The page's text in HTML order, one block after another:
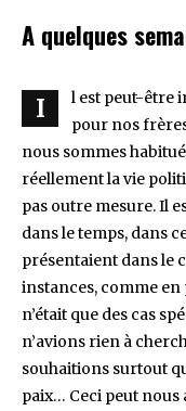
A quelques
I
l est peut-être
pour nos
nous sommes
réellement la vie
pas outre mesure. Il
dans le temps, dans
présentaient dans le
instances, comme
n’était que des cas
n’avions rien à
souhaitions surtout
paix… Ceci peut nous